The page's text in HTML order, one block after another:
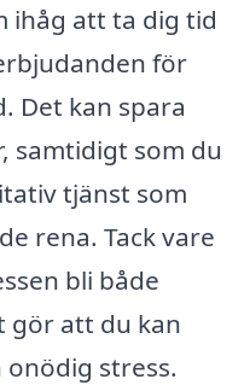
ihåg att ta dig tid
för
Det kan spara
samtidigt som du
tjänst som
rena. Tack vare
bli både
gör att du kan
stress.